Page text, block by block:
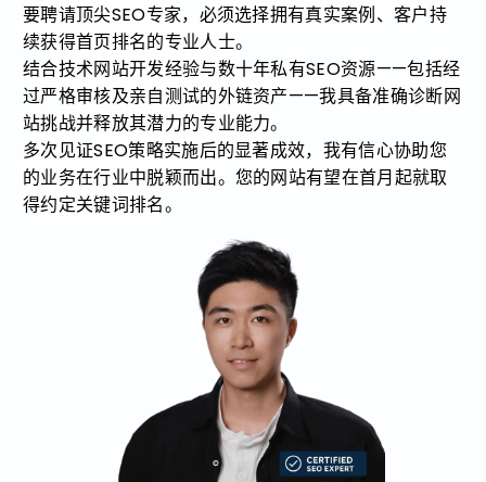
要聘请顶尖SEO专家，必须选择拥有真实案例、客户持
续获得首页排名的专业人士。
结合技术网站开发经验与数十年私有SEO资源——包括经
过严格审核及亲自测试的外链资产——我具备准确诊断网
站挑战并释放其潜力的专业能力。
多次见证SEO策略实施后的显著成效，我有信心协助您
的业务在行业中脱颖而出。您的网站有望在首月起就取
得约定关键词排名。